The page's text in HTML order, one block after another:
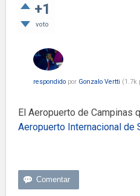
+1
voto
respondido por Gonzalo Vertti (1.7k
El Aeropuerto de Campinas
Aeropuerto Internacional de